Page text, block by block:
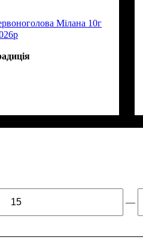
Мілана 10г
—